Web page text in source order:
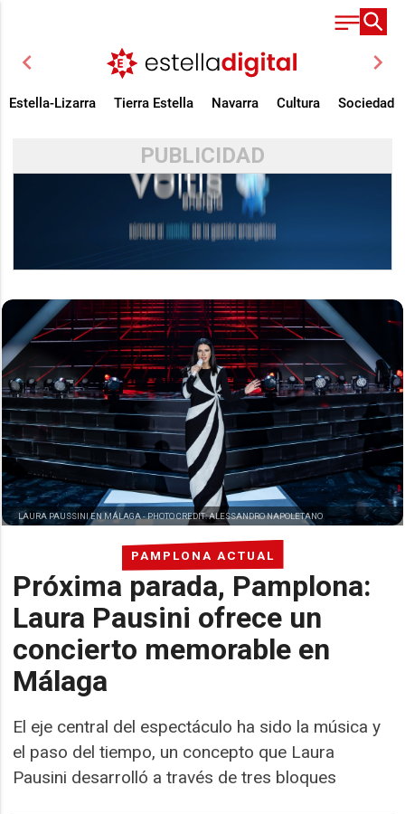
chevron_left chevron_right
Estella-Lizarra Tierra Estella Navarra Cultura Sociedad
PUBLICIDAD
PAMPLONA ACTUAL
Próxima parada, Pamplona:
Laura Pausini ofrece un
concierto memorable en
Málaga
El eje central del espectáculo ha sido la música y
el paso del tiempo, un concepto que Laura
Pausini desarrolló a través de tres bloques
LAURA PAUSSINI EN MÁLAGA - PHOTO CREDIT: ALESSANDRO NAPOLETANO